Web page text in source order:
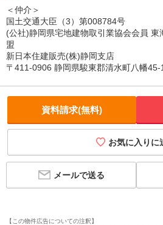
＜仲介＞
国土交通大臣（3）第008784号
(公社)静岡県宅地建物取引業協会会員 東
盟
新日本住建販売(株)静岡支店
〒411-0906 静岡県駿東郡清水町八幡45-1
資料請求(無料)
お気に入りに
メールで送る
【この物件広告についての注釈】